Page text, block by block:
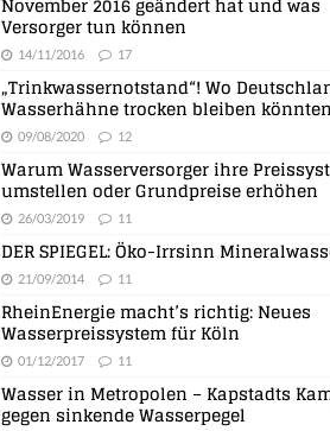
Versorger tun können
14/11/2016 17
„Trinkwassernotstand“! Wo
Wasserhähne trocken bleiben könnten
09/08/2020 12
Warum Wasserversorger ihre
umstellen oder Grundpreise erhöhen
26/03/2019 11
DER SPIEGEL: Öko-Irrsinn
21/09/2014 11
RheinEnergie macht’s richtig: Neues
Wasserpreissystem für Köln
01/12/2017 11
Wasser in Metropolen – Kapstadts
gegen sinkende Wasserpegel